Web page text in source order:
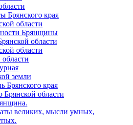
Брянского края
области
Брянщины
области
области
земли
Брянского края
Брянской области
великих, мысли умных,